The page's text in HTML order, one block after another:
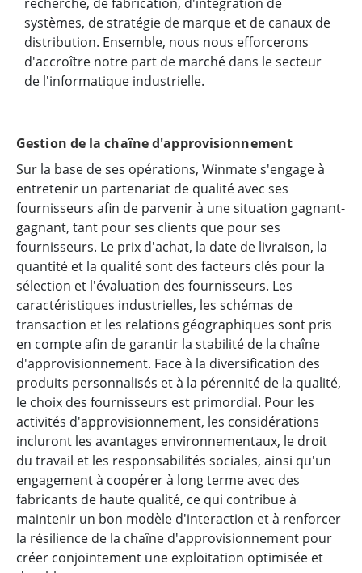
systèmes, de stratégie de marque et de canaux de
distribution. Ensemble, nous nous efforcerons
d'accroître notre part de marché dans le secteur
de l'informatique industrielle.
Gestion de la chaîne d'approvisionnement
Sur la base de ses opérations, Winmate s'engage à
entretenir un partenariat de qualité avec ses
fournisseurs afin de parvenir à une situation gagnant-
gagnant, tant pour ses clients que pour ses
fournisseurs. Le prix d'achat, la date de livraison, la
quantité et la qualité sont des facteurs clés pour la
sélection et l'évaluation des fournisseurs. Les
caractéristiques industrielles, les schémas de
transaction et les relations géographiques sont pris
en compte afin de garantir la stabilité de la chaîne
d'approvisionnement. Face à la diversification des
produits personnalisés et à la pérennité de la qualité,
le choix des fournisseurs est primordial. Pour les
activités d'approvisionnement, les considérations
incluront les avantages environnementaux, le droit
du travail et les responsabilités sociales, ainsi qu'un
engagement à coopérer à long terme avec des
fabricants de haute qualité, ce qui contribue à
maintenir un bon modèle d'interaction et à renforcer
la résilience de la chaîne d'approvisionnement pour
créer conjointement une exploitation optimisée et